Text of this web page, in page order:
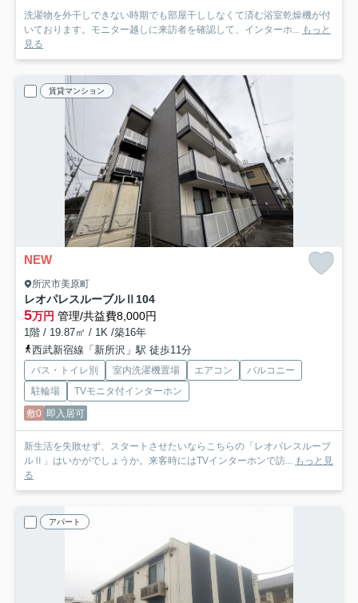
洗濯物を外干しできない時期でも部屋干ししなくて済む浴室乾燥機が付
いております。モニター越しに来訪者を確認して、インターホ... もっと
見る
賃貸マンション
NEW
所沢市美原町
レオパレスルーブルⅡ 104
5万円 管理/共益費8,000円
1階 / 19.87㎡ / 1K /築16年
西武新宿線「新所沢」駅 徒歩11分
バス・トイレ別 室内洗濯機置場 エアコン
バルコニー
駐輪場
TVモニタ付インターホン
敷0 即入居可
新生活を失敗せず、スタートさせたいならこちらの「レオパレスルーブ
ルⅡ」はいかがでしょうか。来客時にはTVインターホンで訪... もっと見
る
アパート